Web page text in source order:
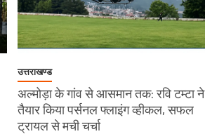
उत्तराखण्ड
अल्मोड़ा के गांव से आसमान तक: रवि टम्टा ने
तैयार किया पर्सनल फ्लाइंग व्हीकल, सफल
ट्रायल से मची चर्चा